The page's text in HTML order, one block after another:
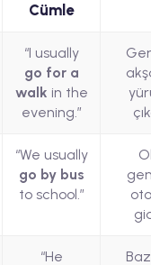
Cümle
“I usually
go for a
walk in the
evening.”
“We usually
go by bus
to school.”
“He